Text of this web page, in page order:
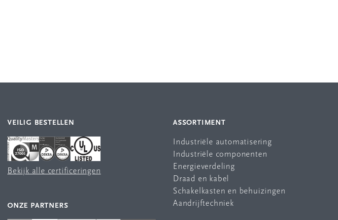
VEILIG BESTELLEN
Bekijk alle certificeringen
ONZE PARTNERS
ASSORTIMENT
Industriële automatisering
Industriële componenten
Energieverdeling
Draad en kabel
Schakelkasten en behuizingen
Aandrijftechniek